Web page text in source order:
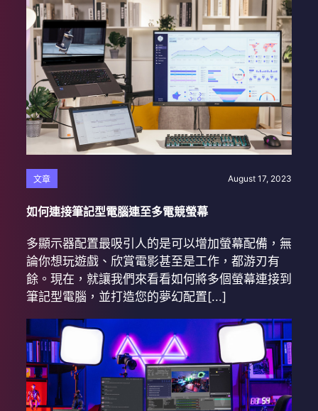
文章 August 17, 2023
如何連接筆記型電腦連至多電競螢幕
多顯示器配置最吸引人的是可以增加螢幕配備，無
論你想玩遊戲、欣賞電影甚至是工作，都游刃有
餘。現在，就讓我們來看看如何將多個螢幕連接到
筆記型電腦，並打造您的夢幻配置[...]